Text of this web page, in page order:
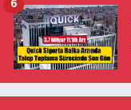
6